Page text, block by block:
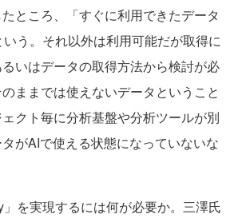
ところ、「すぐに利用できたデータ
う。それ以外は利用可能だが取得に
いはデータの取得方法から検討が必
ままでは使えないデータということ
クト毎に分析基盤や分析ツールが別
がAIで使える状態になっていないな
を実現するには何が必要か。三澤氏